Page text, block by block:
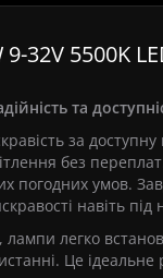
32V 5500K
та
за доступну
без
погодних умов.
навіть
легко
Це ідеальне